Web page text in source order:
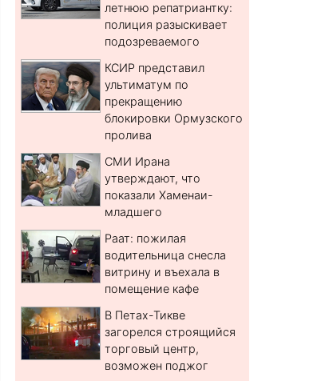
летнюю репатриантку:
полиция разыскивает
подозреваемого
КСИР представил
ультиматум по
прекращению
блокировки Ормузского
пролива
СМИ Ирана
утверждают, что
показали Хаменаи-
младшего
Раат: пожилая
водительница снесла
витрину и въехала в
помещение кафе
В Петах-Тикве
загорелся строящийся
торговый центр,
возможен поджог